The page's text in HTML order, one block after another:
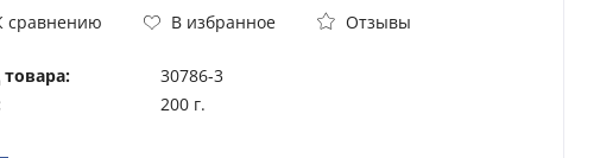
сравнению В избранное Отзывы
товара:
30786-3
200 г.